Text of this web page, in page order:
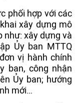
phối hợp với các
xây dựng mô
như: xây dựng và
Ủy ban MTTQ
vị hành chính
ban, công nhận
Ủy ban; hướng
mới…